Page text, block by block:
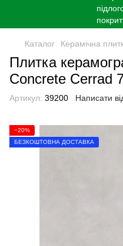
Каталог Керамічна
Плитка
Concrete Cerrad
Артикул: 39200 Написати
−20%
БЕЗКОШТОВНА ДОСТАВКА